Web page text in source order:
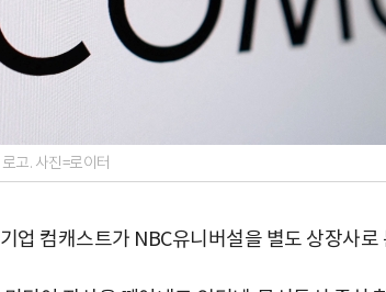
고. 사진=로이터
업 컴캐스트가 NBC유니버설을 별도 상장사로